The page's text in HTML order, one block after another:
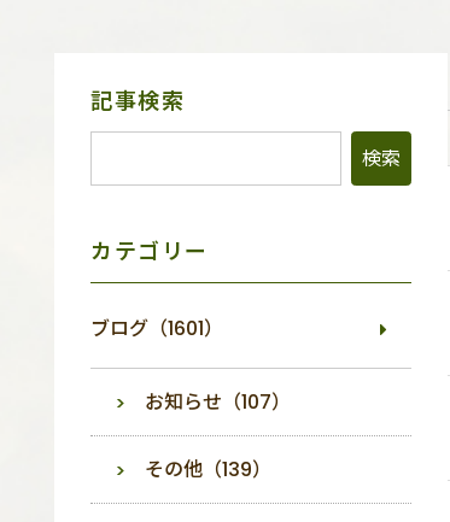
サ
ニ
記事検索
カテゴリー
ブログ（1601）
お知らせ（107）
その他（139）